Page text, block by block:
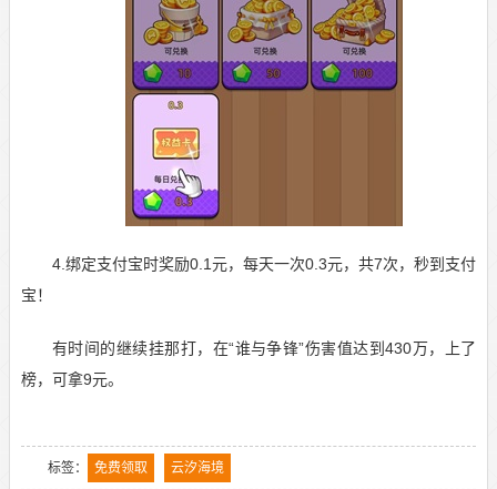
4.绑定支付宝时奖励0.1元，每天一次0.3元，共7次，秒到支付
宝！
有时间的继续挂那打，在“谁与争锋”伤害值达到430万，上了
榜，可拿9元。
标签： 免费领取 云汐海境